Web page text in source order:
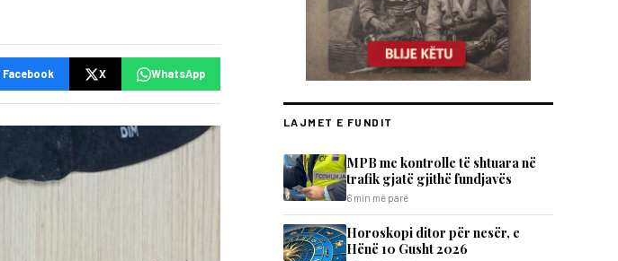
Facebook X WhatsApp
LAJMET E FUNDIT
MPB me kontrolle të shtuara në
trafik gjatë gjithë fundjavës
6 min më parë
Horoskopi ditor për nesër, e
Hënë 10 Gusht 2026